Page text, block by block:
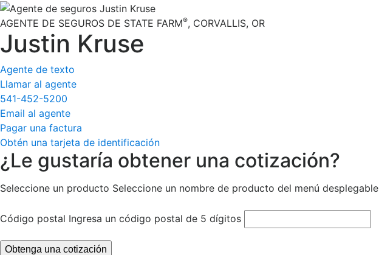
AGENTE DE SEGUROS DE STATE FARM®, CORVALLIS, OR
Justin Kruse
Agente de texto
Llamar al agente
541-452-5200
Email al agente
Pagar una factura
Obtén una tarjeta de identificación
¿Le gustaría obtener una cotización?
Seleccione un producto Seleccione un nombre de producto del menú desplegable
Código postal Ingresa un código postal de 5 dígitos
Obtenga una cotización